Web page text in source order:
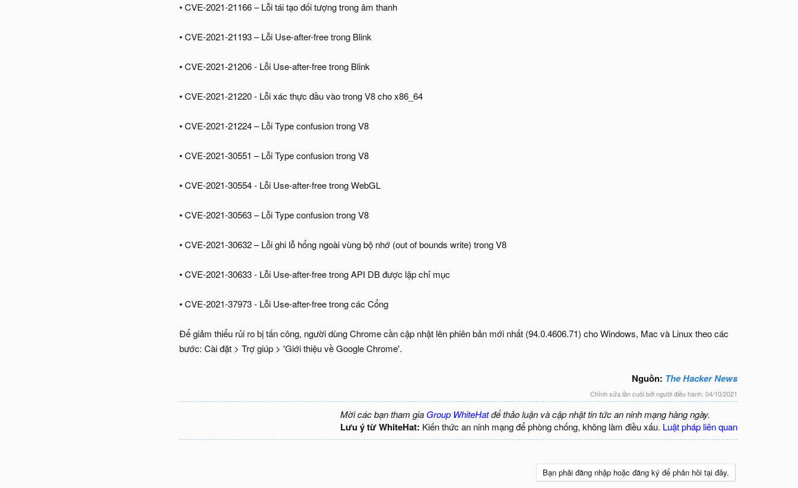
• CVE-2021-21166 – Lỗi tái tạo đối tượng trong âm thanh
• CVE-2021-21193 – Lỗi Use-after-free trong Blink
• CVE-2021-21206 - Lỗi Use-after-free trong Blink
• CVE-2021-21220 - Lỗi xác thực đầu vào trong V8 cho x86_64
• CVE-2021-21224 – Lỗi Type confusion trong V8
• CVE-2021-30551 – Lỗi Type confusion trong V8
• CVE-2021-30554 - Lỗi Use-after-free trong WebGL
• CVE-2021-30563 – Lỗi Type confusion trong V8
• CVE-2021-30632 – Lỗi ghi lỗ hổng ngoài vùng bộ nhớ (out of bounds write) trong V8
• CVE-2021-30633 - Lỗi Use-after-free trong API DB được lập chỉ mục
• CVE-2021-37973 - Lỗi Use-after-free trong các Cổng
Để giảm thiểu rủi ro bị tấn công, người dùng Chrome cần cập nhật lên phiên bản mới nhất (94.0.4606.71) cho Windows, Mac và Linux theo các
bước: Cài đặt > Trợ giúp > 'Giới thiệu về Google Chrome'.
Nguồn: The Hacker News
Chỉnh sửa lần cuối bởi người điều hành: 04/10/2021
Mời các bạn tham gia Group WhiteHatđể thảo luận và cập nhật tin tức an ninh mạng hàng ngày.
Lưu ý từ WhiteHat: Kiến thức an ninh mạng để phòng chống, không làm điều xấu. Luật pháp liên quan
Bạn phải đăng nhập hoặc đăng ký để phản hồi tại đây.